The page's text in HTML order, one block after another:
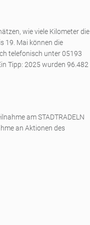
wie viele Kilometer die
19. Mai können die
telefonisch unter 05193
Tipp: 2025 wurden 96.482
am STADTRADELN
an Aktionen des